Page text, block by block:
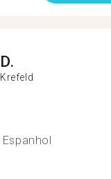
D.
Krefeld
Espanhol